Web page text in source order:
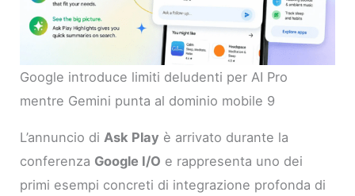
Google introduce limiti deludenti per AI Pro
mentre Gemini punta al dominio mobile 9
L’annuncio diAsk Play è arrivato durante la
conferenza Google I/O e rappresenta uno dei
primi esempi concreti di integrazione profonda di